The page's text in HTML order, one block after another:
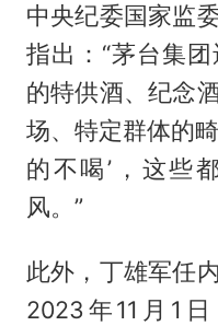
中央纪委国家监
指出：“茅台集
的特供酒、纪念
场、特定群体的
的不喝’，这些
风。”
此外，丁雄军任
2023年11月1